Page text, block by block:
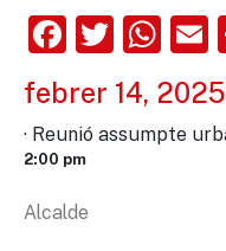
febrer 14, 2025
· Reunió assumpte
2:00 pm
Alcalde